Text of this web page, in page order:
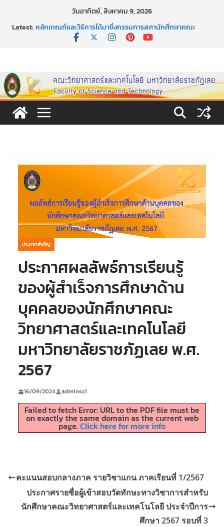
วันอาทิตย์, สิงหาคม 9, 2026
Latest:หลักเกณฑ์และวิธีการได้มาซึ่งกรรมการสภานักศึกษาคณะ
วิทยาศาสตร์และเทคโนโลยี ภาคปกติ ประจำปีการศึกษา 2569
เหล้า” ประจำปี พ.ศ. 2569
ประกาศสัปดาห์วิทยาศาสตร์แห่งชาติ ประจำปี 2569
กิจกรรมการให้บริการคำปรึกษาและการมีส่วนร่วมในการดำเนิน
งานของคณะวิทยาศาสตร์และเทคโนโลยี
ประกาศสำคัญ
ประกาศผลลัพธ์การเรียนรู้
ของผู้สำเร็จการศึกษาด้าน
บุคคลของนักศึกษาคณะ
วิทยาศาสตร์และเทคโนโลยี
มหาวิทยาลัยราชภัฏเลย พ.ศ.
2567
16/09/2024 adminsci
Failed to fetch Error: URL to the PDF file must be
on exactly the same domain as the current web
page.Click here for more info
คะแนนสอบกลางภาค รายวิชาแกน ภาคเรียนที่ 1/2567
ประกาศรายชื่อผู้เข้าสอบวัดทักษะทางวิชาการสำหรับ
นักศึกษาคณะวิทยาศาสตร์และเทคโนโลยี ประจำปีการ
ศึกษา 2567 รอบที่ 3